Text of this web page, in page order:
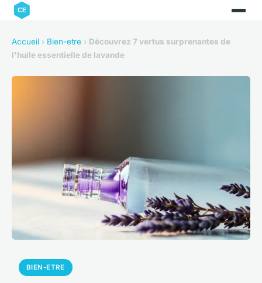
Accueil › Bien-etre › Découvrez 7 vertus surprenantes de
l'huile essentielle de lavande
BIEN-ETRE